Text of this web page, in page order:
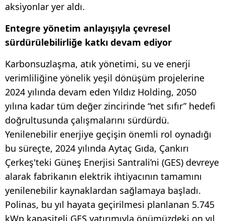
aksiyonlar yer aldı.
Entegre yönetim anlayışıyla çevresel
sürdürülebilirliğe katkı devam ediyor
Karbonsuzlaşma, atık yönetimi, su ve enerji
verimliliğine yönelik yeşil dönüşüm projelerine
2024 yılında devam eden Yıldız Holding, 2050
yılına kadar tüm değer zincirinde “net sıfır” hedefi
doğrultusunda çalışmalarını sürdürdü.
Yenilenebilir enerjiye geçişin önemli rol oynadığı
bu süreçte, 2024 yılında Aytaç Gıda, Çankırı
Çerkeş'teki Güneş Enerjisi Santrali’ni (GES) devreye
alarak fabrikanın elektrik ihtiyacının tamamını
yenilenebilir kaynaklardan sağlamaya başladı.
Polinas, bu yıl hayata geçirilmesi planlanan 5.745